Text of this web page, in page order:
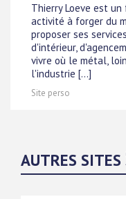
Thierry Loeve est
activité à forger du
proposer ses
d'intérieur,
vivre où le métal,
l'industrie [...]
Site perso
AUTRES SITES